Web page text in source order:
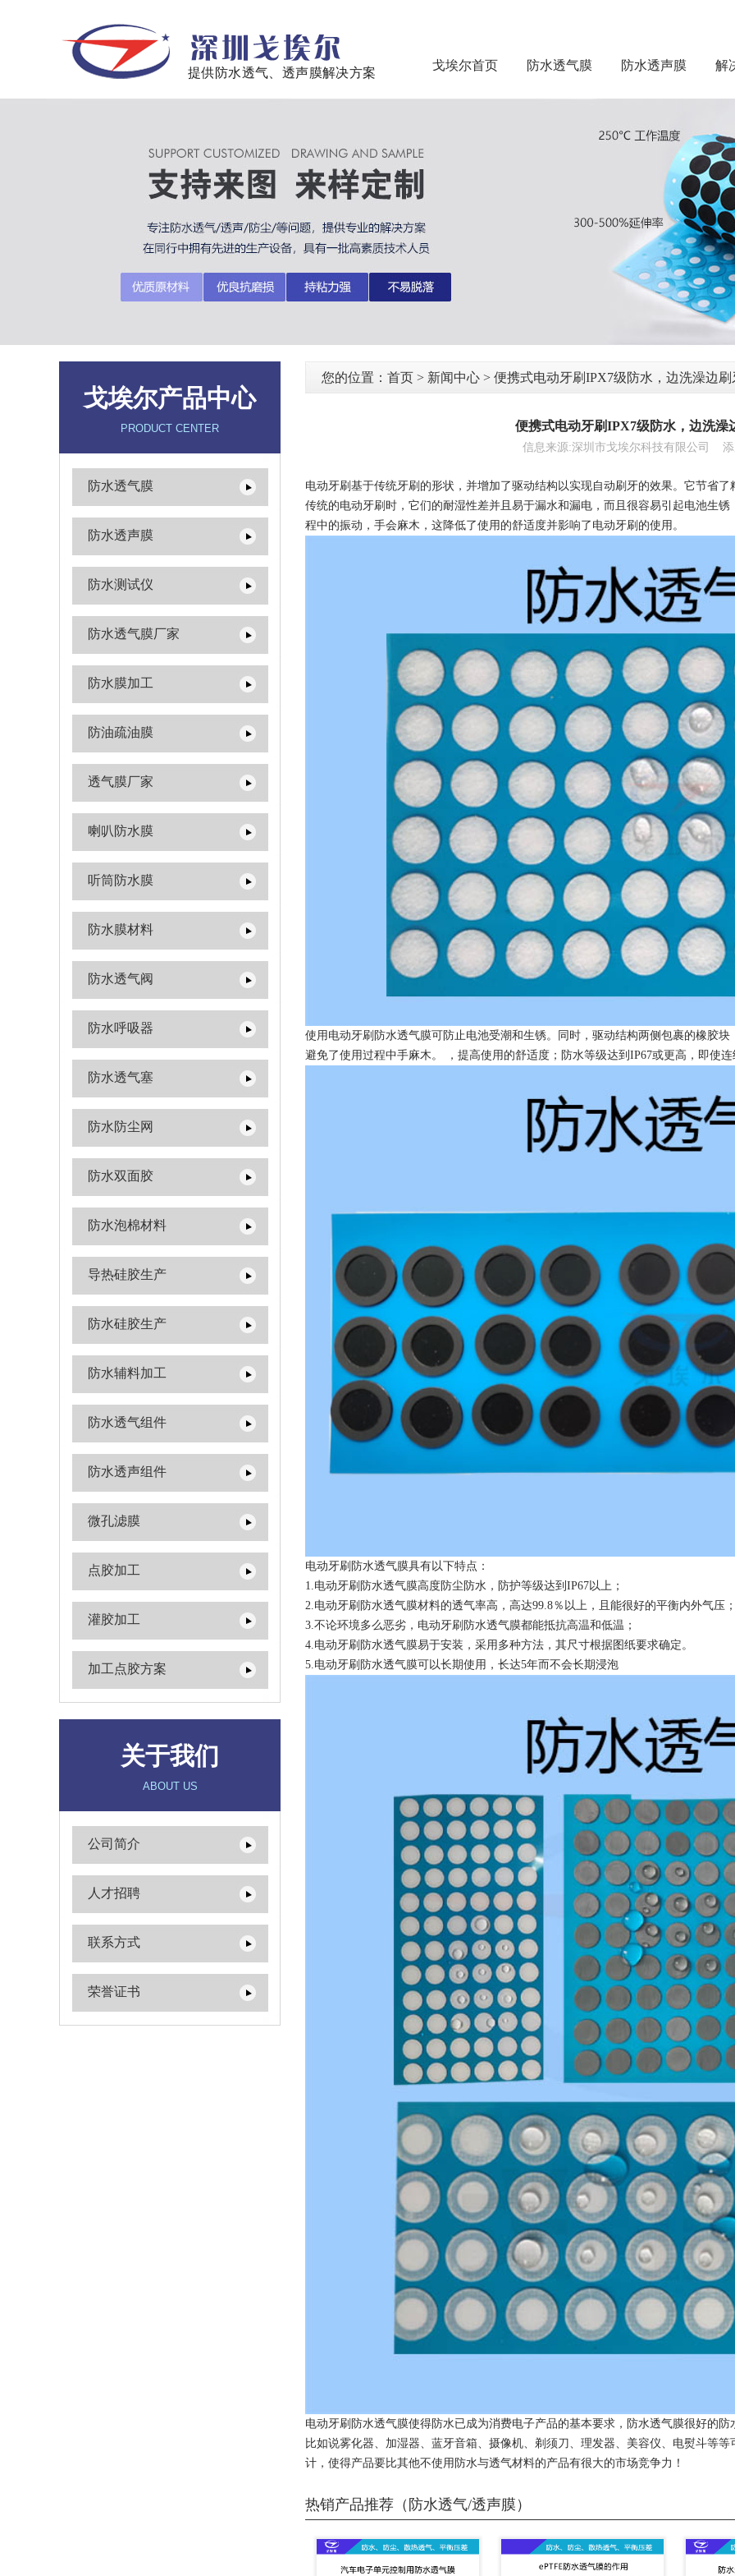
提供防水透气、透声膜解决方案
戈埃尔首页 防水透气膜 防水透声膜 解
戈埃尔产品中心
PRODUCT CENTER
防水透气膜
防水透声膜
防水测试仪
防水透气膜厂家
防水膜加工
防油疏油膜
透气膜厂家
喇叭防水膜
听筒防水膜
防水膜材料
防水透气阀
防水呼吸器
防水透气塞
防水防尘网
防水双面胶
防水泡棉材料
导热硅胶生产
防水硅胶生产
防水辅料加工
防水透气组件
防水透声组件
微孔滤膜
点胶加工
灌胶加工
加工点胶方案
关于我们
ABOUT US
公司简介
人才招聘
联系方式
荣誉证书
您的位置： 首页 > 新闻中心 > 便携式电动牙刷IPX7级防水，边洗澡边
便携式电动牙刷IPX7级防水，边洗澡
信息来源:深圳市戈埃尔科技有限公司 添
电动牙刷基于传统牙刷的形状，并增加了驱动结构以实现自动刷牙的效果。它节省
传统的电动牙刷时，它们的耐湿性差并且易于漏水和漏电，而且很容易引起电池生
程中的振动，手会麻木，这降低了使用的舒适度并影响了电动牙刷的使用。
使用电动牙刷防水透气膜可防止电池受潮和生锈。同时，驱动结构两侧包裹的橡胶
避免了使用过程中手麻木。 ，提高使用的舒适度；防水等级达到IP67或更高，即使
电动牙刷防水透气膜具有以下特点：
1.电动牙刷防水透气膜高度防尘防水，防护等级达到IP67以上；
2.电动牙刷防水透气膜材料的透气率高，高达99.8％以上，且能很好的平衡内外气压
3.不论环境多么恶劣，电动牙刷防水透气膜都能抵抗高温和低温；
4.电动牙刷防水透气膜易于安装，采用多种方法，其尺寸根据图纸要求确定。
5.电动牙刷防水透气膜可以长期使用，长达5年而不会长期浸泡
电动牙刷防水透气膜使得防水已成为消费电子产品的基本要求，防水透气膜很好的
比如说雾化器、加湿器、蓝牙音箱、摄像机、剃须刀、理发器、美容仪、电熨斗等
计，使得产品要比其他不使用防水与透气材料的产品有很大的市场竞争力！
热销产品推荐（防水透气/透声膜）